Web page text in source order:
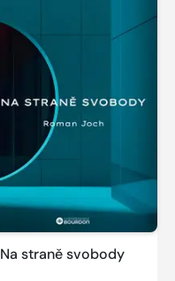
Na straně svobody